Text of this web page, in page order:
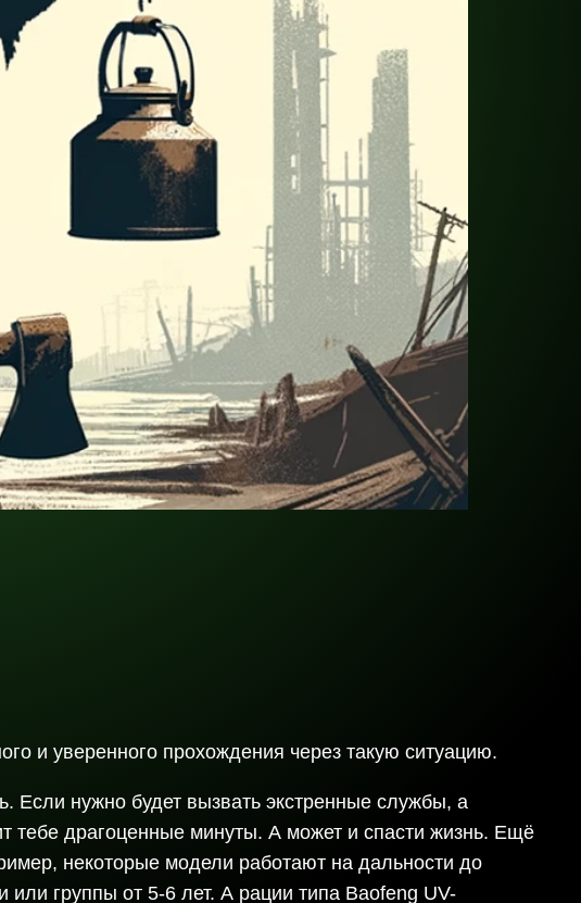
и уверенного прохождения через такую ситуацию.
Если нужно будет вызвать экстренные службы, а
тебе драгоценные минуты. А может и спасти жизнь. Ещё
некоторые модели работают на дальности до
группы от 5-6 лет. А рации типа Baofeng UV-